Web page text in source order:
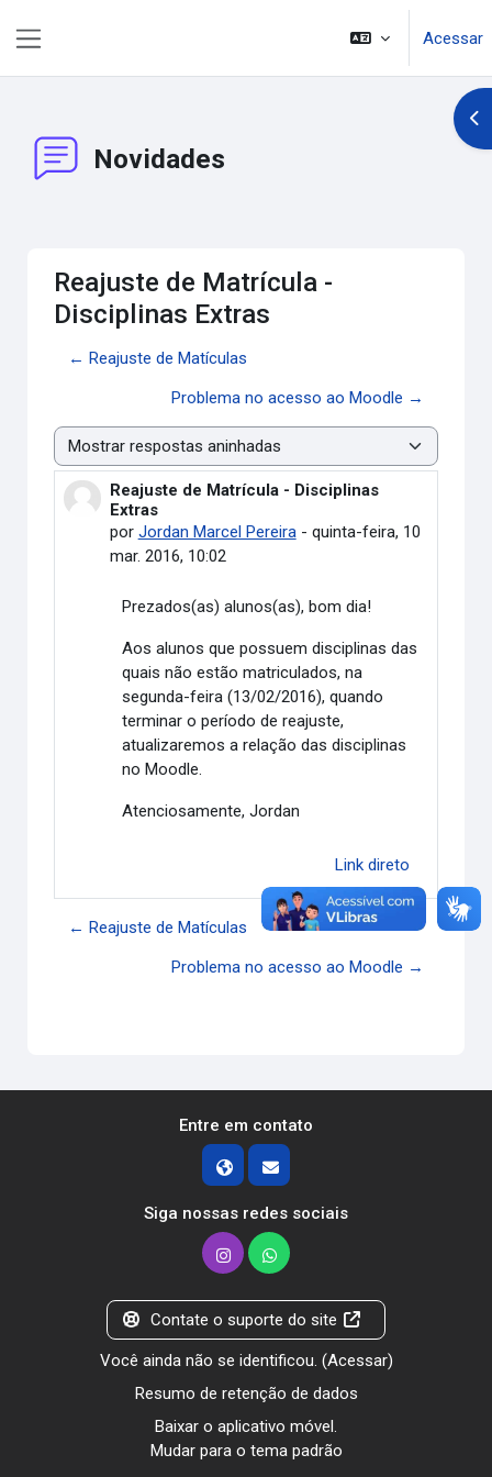
Acessar
Novidades
Reajuste de Matrícula -
Disciplinas Extras
← Reajuste de Matículas
Problema no acesso ao Moodle →
Modo de visualização
Reajuste de Matrícula - Disciplinas
Extras
por Jordan Marcel Pereira- quinta-feira, 10
mar. 2016, 10:02
Número de respostas: 0
Prezados(as) alunos(as), bom dia!
Aos alunos que possuem disciplinas das
quais não estão matriculados, na
segunda-feira (13/02/2016), quando
terminar o período de reajuste,
atualizaremos a relação das disciplinas
no Moodle.
Atenciosamente, Jordan
Link direto
← Reajuste de Matículas
Problema no acesso ao Moodle →
Entre em contato
Siga nossas redes sociais
Contate o suporte do site
Você ainda não se identificou. (Acessar)
Resumo de retenção de dados
Baixar o aplicativo móvel.
Mudar para o tema padrão